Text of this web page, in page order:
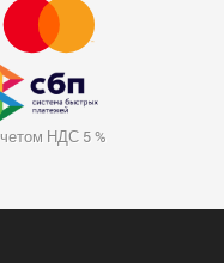
НДС 5 %